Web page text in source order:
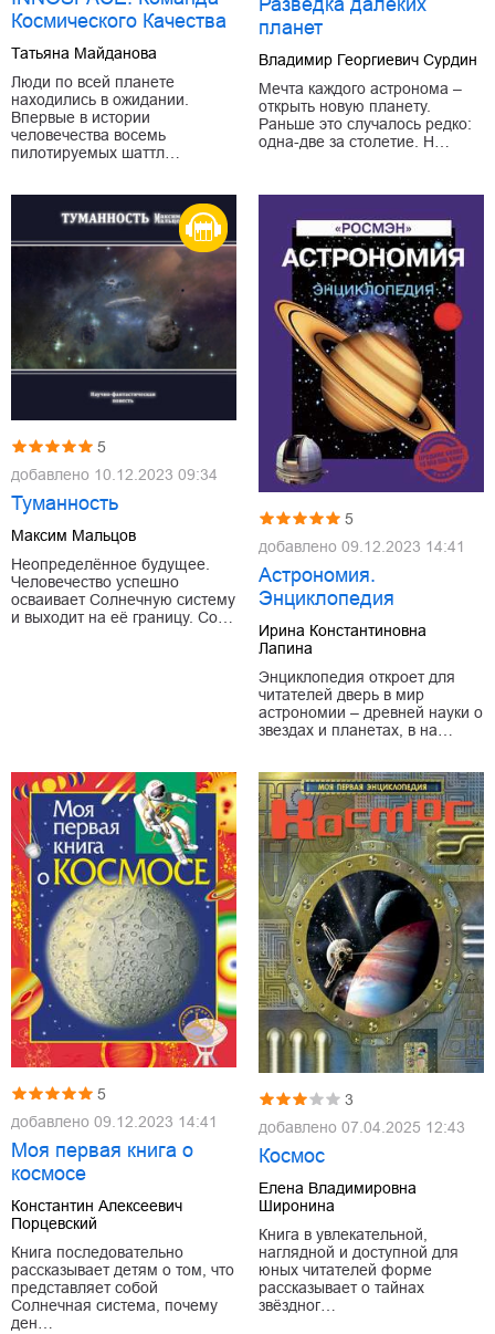
Космического Качества
Татьяна Майданова
Люди по всей планете
находились в ожидании.
Впервые в истории
человечества восемь
пилотируемых шаттл…
Разведка далеких
планет
Владимир Георгиевич Сурдин
Мечта каждого астронома –
открыть новую планету.
Раньше это случалось редко:
одна-две за столетие. Н…
5
добавлено 10.12.2023 09:34
Туманность
Максим Мальцов
Неопределённое будущее.
Человечество успешно
осваивает Солнечную систему
и выходит на её границу. Со…
5
добавлено 09.12.2023 14:41
Астрономия.
Энциклопедия
Ирина Константиновна
Лапина
Энциклопедия откроет для
читателей дверь в мир
астрономии – древней науки о
звездах и планетах, в на…
5
добавлено 09.12.2023 14:41
Моя первая книга о
космосе
Константин Алексеевич
Порцевский
Книга последовательно
рассказывает детям о том, что
представляет собой
Солнечная система, почему
ден…
3
добавлено 07.04.2025 12:43
Космос
Елена Владимировна
Широнина
Книга в увлекательной,
наглядной и доступной для
юных читателей форме
рассказывает о тайнах
звёздног…